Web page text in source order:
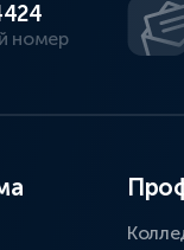
номер